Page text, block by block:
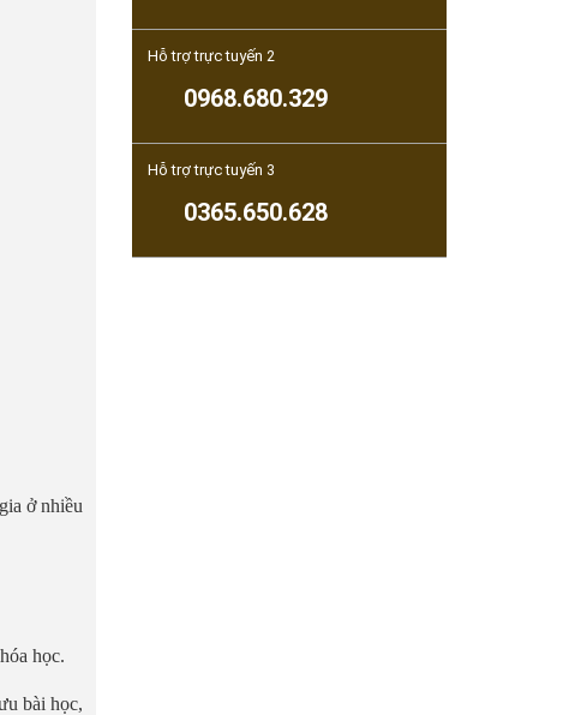
ở nhiều
học.
bài học,
Hỗ trợ trực tuyến 2
0968.680.329
Hỗ trợ trực tuyến 3
0365.650.628